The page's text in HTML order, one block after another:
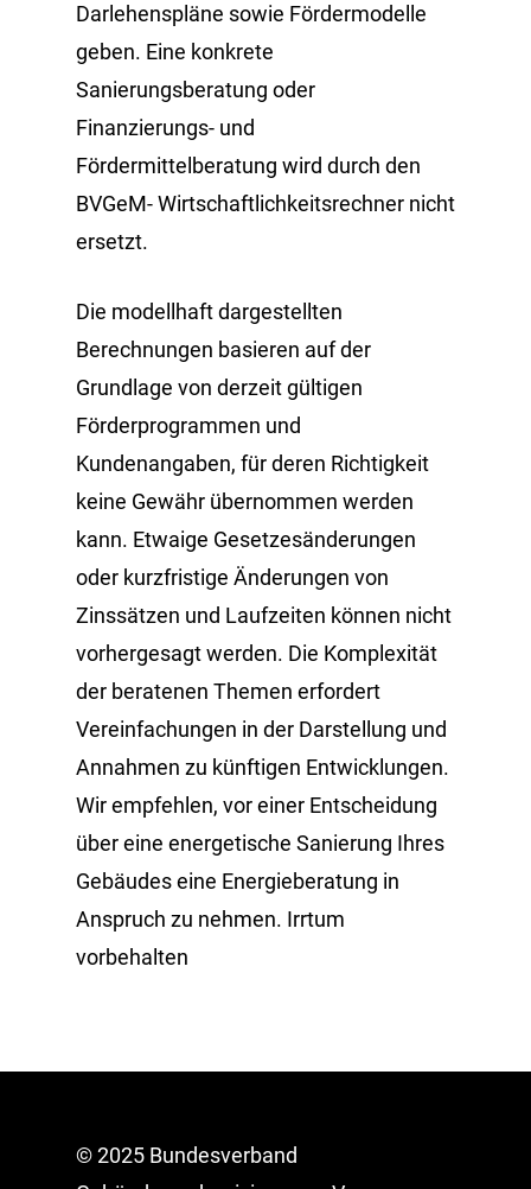
Darlehenspläne sowie Fördermodelle
geben. Eine konkrete
Sanierungsberatung oder
Finanzierungs- und
Fördermittelberatung wird durch den
BVGeM- Wirtschaftlichkeitsrechner nicht
ersetzt.
Die modellhaft dargestellten
Berechnungen basieren auf der
Grundlage von derzeit gültigen
Förderprogrammen und
Kundenangaben, für deren Richtigkeit
keine Gewähr übernommen werden
kann. Etwaige Gesetzesänderungen
oder kurzfristige Änderungen von
Zinssätzen und Laufzeiten können nicht
vorhergesagt werden. Die Komplexität
der beratenen Themen erfordert
Vereinfachungen in der Darstellung und
Annahmen zu künftigen Entwicklungen.
Wir empfehlen, vor einer Entscheidung
über eine energetische Sanierung Ihres
Gebäudes eine Energieberatung in
Anspruch zu nehmen. Irrtum
vorbehalten
© 2025 Bundesverband